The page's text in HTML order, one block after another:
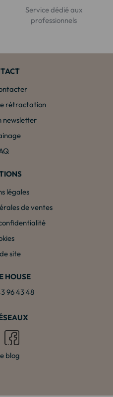
Service dédié aux
professionnels
rétractation
newsletter
légales
de ventes
site
HOUSE
96 43 48
blog